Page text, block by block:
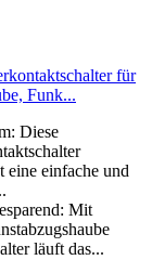
für
Funk...
Diese
eine einfache und
Mit
läuft das...